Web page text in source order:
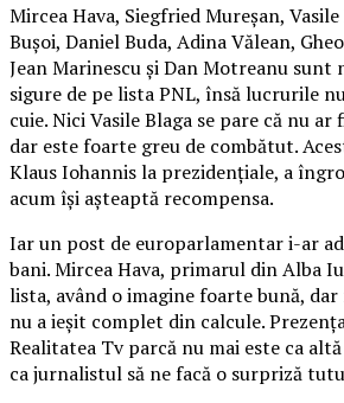
Mircea Hava, Siegfried Mureşan,
Buşoi, Daniel Buda, Adina Vălean,
Jean Marinescu şi Dan Motreanu sunt
sigure de pe lista PNL, însă lucrurile
cuie. Nici Vasile Blaga se pare că nu
dar este foarte greu de combătut.
Klaus Iohannis la prezidenţiale, a
acum îşi aşteaptă recompensa.
Iar un post de europarlamentar i-ar
bani. Mircea Hava, primarul din Alba
lista, având o imagine foarte bună, dar
nu a ieşit complet din calcule.
Realitatea Tv parcă nu mai este ca
ca jurnalistul să ne facă o surpriză